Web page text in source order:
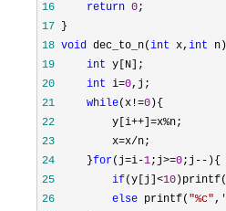
16
return 0
17
18 void dec_to_n(int x, int
19
int
20
int i=0
21
while(x!=0
22
         y[i++]=x%
23
         x=x/
24
     }
for(j=i-1;j>=0;j--
25
if(y[j]<10 )printf(
26
else printf( "%c", '